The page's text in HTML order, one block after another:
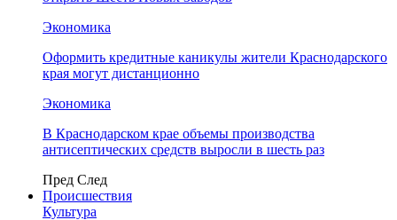
Экономика
Оформить кредитные каникулы жители Краснодарского
края могут дистанционно
Экономика
В Краснодарском крае объемы производства
антисептических средств выросли в шесть раз
Пред След
Происшествия
Культура